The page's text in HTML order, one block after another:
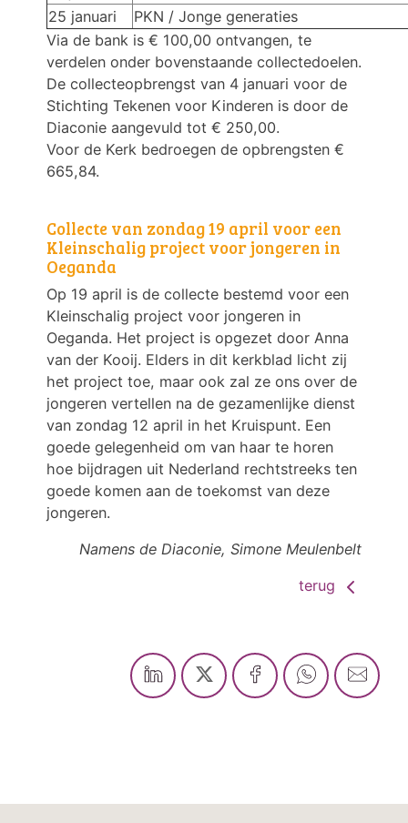
25 januari
PKN / Jonge generaties
Via de bank is € 100,00 ontvangen, te
verdelen onder bovenstaande collectedoelen.
De collecteopbrengst van 4 januari voor de
Stichting Tekenen voor Kinderen is door de
Diaconie aangevuld tot € 250,00.
Voor de Kerk bedroegen de opbrengsten €
665,84.
Collecte van zondag 19 april voor een
Kleinschalig project voor jongeren in
Oeganda
Op 19 april is de collecte bestemd voor een
Kleinschalig project voor jongeren in
Oeganda. Het project is opgezet door Anna
van der Kooij. Elders in dit kerkblad licht zij
het project toe, maar ook zal ze ons over de
jongeren vertellen na de gezamenlijke dienst
van zondag 12 april in het Kruispunt. Een
goede gelegenheid om van haar te horen
hoe bijdragen uit Nederland rechtstreeks ten
goede komen aan de toekomst van deze
jongeren.
Namens de Diaconie, Simone Meulenbelt
terug